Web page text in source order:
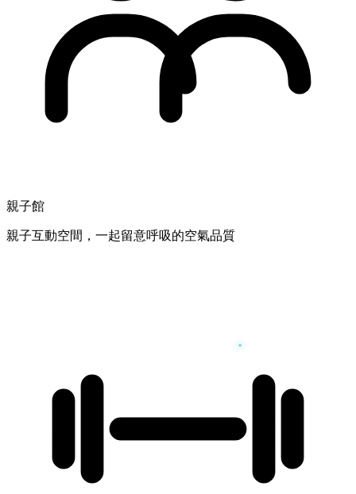
親子館
親子互動空間，一起留意呼吸的空氣品質